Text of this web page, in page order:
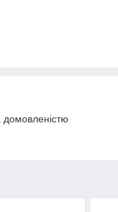
домовленістю